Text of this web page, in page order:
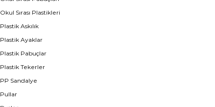
Okul Sırası Plastikleri
Plastik Askılık
Plastik Ayaklar
Plastik Pabuçlar
Plastik Tekerler
PP Sandalye
Pullar